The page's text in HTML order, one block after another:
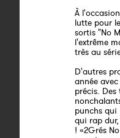
À
lutte pour
sortis "No
l'extrême
très au
D'autres
année
précis.
punchs qui
qui rap
! «2Grés